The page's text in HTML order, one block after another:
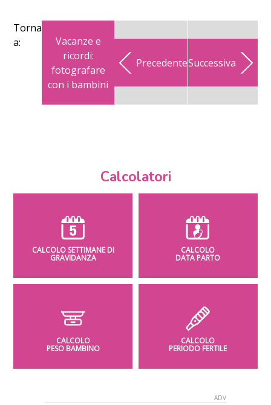
Torna
a:
Vacanze e
ricordi:
fotografare
con i bambini
PrecedenteSuccessiva
Calcolatori
CALCOLO SETTIMANE DI
GRAVIDANZA
CALCOLO
DATA PARTO
CALCOLO
PESO BAMBINO
CALCOLO
PERIODO FERTILE